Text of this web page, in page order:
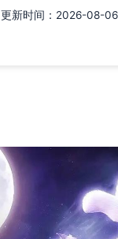
更新时间：2026-08-